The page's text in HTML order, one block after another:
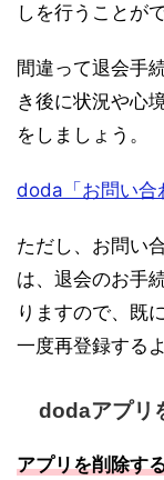
しを行うことが
間違って退会手
き後に状況や心
をしましょう。
doda「お問い合
ただし、お問い
は、退会のお手
りますので、既
一度再登録する
dodaアプリ
アプリを削除す